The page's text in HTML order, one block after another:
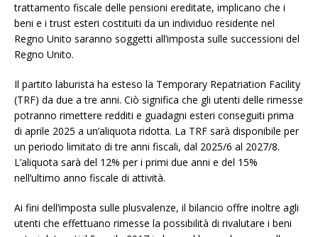
trattamento fiscale delle pensioni ereditate, implicano che i
beni e i trust esteri costituiti da un individuo residente nel
Regno Unito saranno soggetti all’imposta sulle successioni del
Regno Unito.
Il partito laburista ha esteso la Temporary Repatriation Facility
(TRF) da due a tre anni. Ciò significa che gli utenti delle rimesse
potranno rimettere redditi e guadagni esteri conseguiti prima
di aprile 2025 a un’aliquota ridotta. La TRF sarà disponibile per
un periodo limitato di tre anni fiscali, dal 2025/6 al 2027/8.
L’aliquota sarà del 12% per i primi due anni e del 15%
nell’ultimo anno fiscale di attività.
Ai fini dell’imposta sulle plusvalenze, il bilancio offre inoltre agli
utenti che effettuano rimesse la possibilità di rivalutare i beni